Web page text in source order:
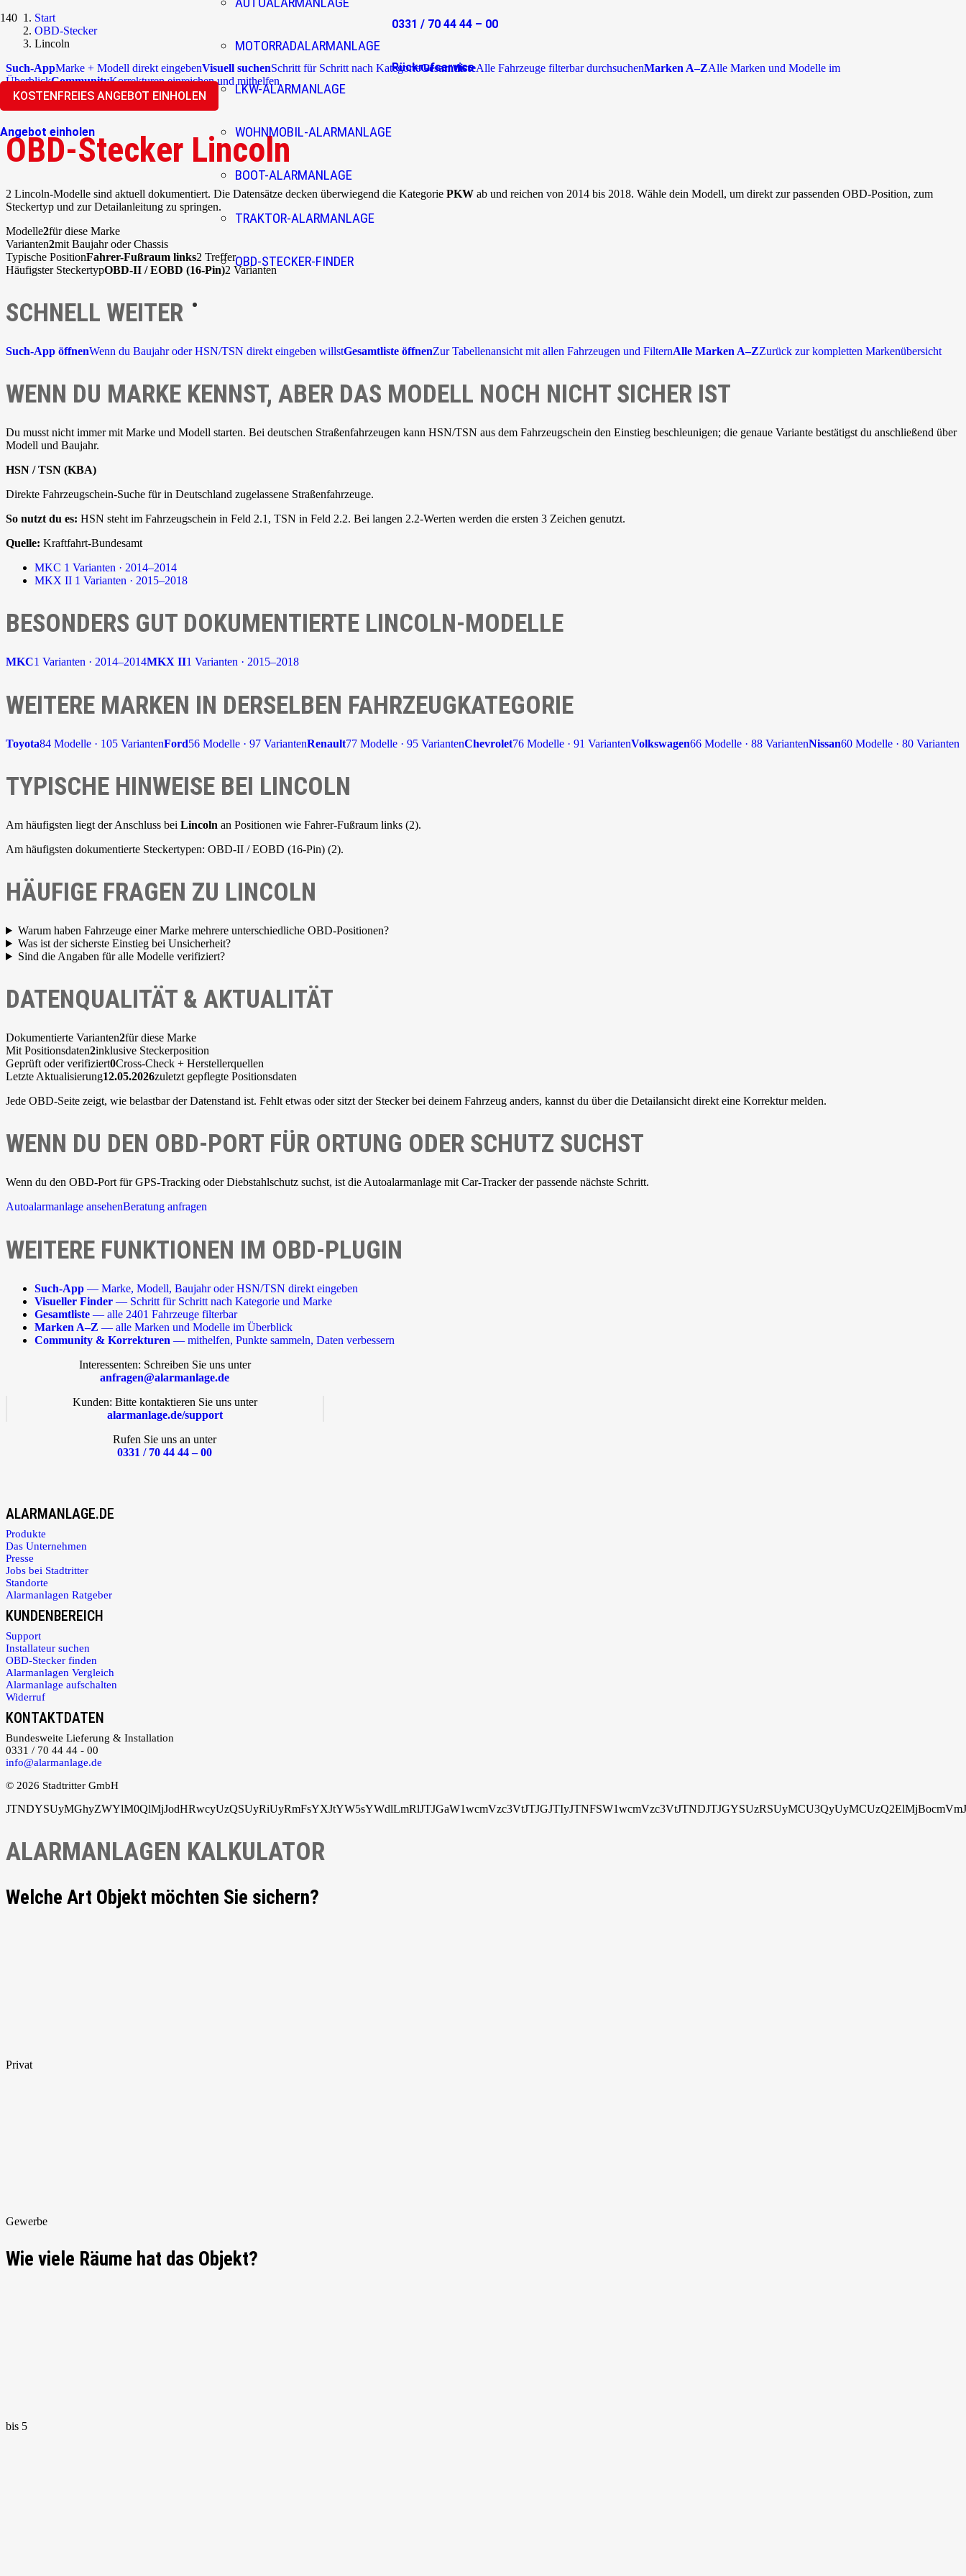
MOTORRADALARMANLAGE
LKW-ALARMANLAGE
WOHNMOBIL-ALARMANLAGE
BOOT-ALARMANLAGE
TRAKTOR-ALARMANLAGE
OBD-STECKER-FINDER
0331 / 70 44 44 – 00
Rückrufservice
KOSTENFREIES ANGEBOT EINHOLEN
Angebot einholen
Start
OBD-Stecker
Lincoln
Such-AppMarke + Modell direkt eingebenVisuell suchenSchritt für Schritt nach KategorieGesamtlisteAlle Fahrzeuge filterbar durchsuchenMarken A–ZAlle Marken und Modelle im
ÜberblickCommunityKorrekturen einreichen und mithelfen
OBD-Stecker Lincoln
2 Lincoln-Modelle sind aktuell dokumentiert. Die Datensätze decken überwiegend die Kategorie PKW ab und reichen von 2014 bis 2018. Wähle dein Modell, um direkt zur passenden OBD-Position, zum
Steckertyp und zur Detailanleitung zu springen.
Modelle2für diese Marke
Varianten2mit Baujahr oder Chassis
Typische PositionFahrer-Fußraum links2 Treffer
Häufigster SteckertypOBD-II / EOBD (16-Pin)2 Varianten
SCHNELL WEITER
Such-App öffnenWenn du Baujahr oder HSN/TSN direkt eingeben willstGesamtliste öffnenZur Tabellenansicht mit allen Fahrzeugen und FilternAlle Marken A–ZZurück zur kompletten Markenübersicht
WENN DU MARKE KENNST, ABER DAS MODELL NOCH NICHT SICHER IST
Du musst nicht immer mit Marke und Modell starten. Bei deutschen Straßenfahrzeugen kann HSN/TSN aus dem Fahrzeugschein den Einstieg beschleunigen; die genaue Variante bestätigst du anschließend über
Modell und Baujahr.
HSN / TSN (KBA)
Direkte Fahrzeugschein-Suche für in Deutschland zugelassene Straßenfahrzeuge.
So nutzt du es: HSN steht im Fahrzeugschein in Feld 2.1, TSN in Feld 2.2. Bei langen 2.2-Werten werden die ersten 3 Zeichen genutzt.
Quelle: Kraftfahrt-Bundesamt
MKC 1 Varianten · 2014–2014
MKX II 1 Varianten · 2015–2018
BESONDERS GUT DOKUMENTIERTE LINCOLN-MODELLE
MKC1 Varianten · 2014–2014MKX II1 Varianten · 2015–2018
WEITERE MARKEN IN DERSELBEN FAHRZEUGKATEGORIE
Toyota84 Modelle · 105 VariantenFord56 Modelle · 97 VariantenRenault77 Modelle · 95 VariantenChevrolet76 Modelle · 91 VariantenVolkswagen66 Modelle · 88 VariantenNissan60 Modelle · 80 Varianten
TYPISCHE HINWEISE BEI LINCOLN
Am häufigsten liegt der Anschluss bei Lincoln an Positionen wie Fahrer-Fußraum links (2).
Am häufigsten dokumentierte Steckertypen: OBD-II / EOBD (16-Pin) (2).
HÄUFIGE FRAGEN ZU LINCOLN
Warum haben Fahrzeuge einer Marke mehrere unterschiedliche OBD-Positionen?
Was ist der sicherste Einstieg bei Unsicherheit?
Sind die Angaben für alle Modelle verifiziert?
DATENQUALITÄT & AKTUALITÄT
Dokumentierte Varianten2für diese Marke
Mit Positionsdaten2inklusive Steckerposition
Geprüft oder verifiziert0Cross-Check + Herstellerquellen
Letzte Aktualisierung12.05.2026zuletzt gepflegte Positionsdaten
Jede OBD-Seite zeigt, wie belastbar der Datenstand ist. Fehlt etwas oder sitzt der Stecker bei deinem Fahrzeug anders, kannst du über die Detailansicht direkt eine Korrektur melden.
WENN DU DEN OBD-PORT FÜR ORTUNG ODER SCHUTZ SUCHST
Wenn du den OBD-Port für GPS-Tracking oder Diebstahlschutz suchst, ist die Autoalarmanlage mit Car-Tracker der passende nächste Schritt.
Autoalarmanlage ansehenBeratung anfragen
WEITERE FUNKTIONEN IM OBD-PLUGIN
Such-App — Marke, Modell, Baujahr oder HSN/TSN direkt eingeben
Visueller Finder — Schritt für Schritt nach Kategorie und Marke
Gesamtliste — alle 2401 Fahrzeuge filterbar
Marken A–Z — alle Marken und Modelle im Überblick
Community & Korrekturen — mithelfen, Punkte sammeln, Daten verbessern
Interessenten: Schreiben Sie uns unter
anfragen@alarmanlage.de
Kunden: Bitte kontaktieren Sie uns unter
alarmanlage.de/support
Rufen Sie uns an unter
0331 / 70 44 44 – 00
ALARMANLAGE.DE
Produkte
Das Unternehmen
Presse
Jobs bei Stadtritter
Standorte
Alarmanlagen Ratgeber
KUNDENBEREICH
Support
Installateur suchen
OBD-Stecker finden
Alarmanlagen Vergleich
Alarmanlage aufschalten
Widerruf
KONTAKTDATEN
Bundesweite Lieferung & Installation
0331 / 70 44 44 - 00
info@alarmanlage.de
© 2026 Stadtritter GmbH
ALARMANLAGEN KALKULATOR
Welche Art Objekt möchten Sie sichern?
Privat
Gewerbe
Wie viele Räume hat das Objekt?
bis 5